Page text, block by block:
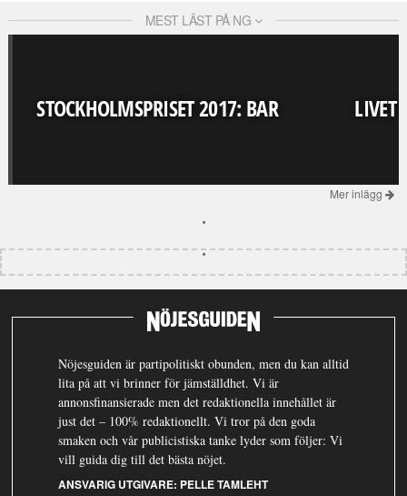
MEST LÄST PÅ NG
STOCKHOLMSPRISET 2017: BAR LIVET
Mer inlägg
Nöjesguiden är partipolitiskt obunden, men du kan alltid
lita på att vi brinner för jämställdhet. Vi är
annonsfinansierade men det redaktionella innehållet är
just det – 100% redaktionellt. Vi tror på den goda
smaken och vår publicistiska tanke lyder som följer: Vi
vill guida dig till det bästa nöjet.
ANSVARIG UTGIVARE: PELLE TAMLEHT